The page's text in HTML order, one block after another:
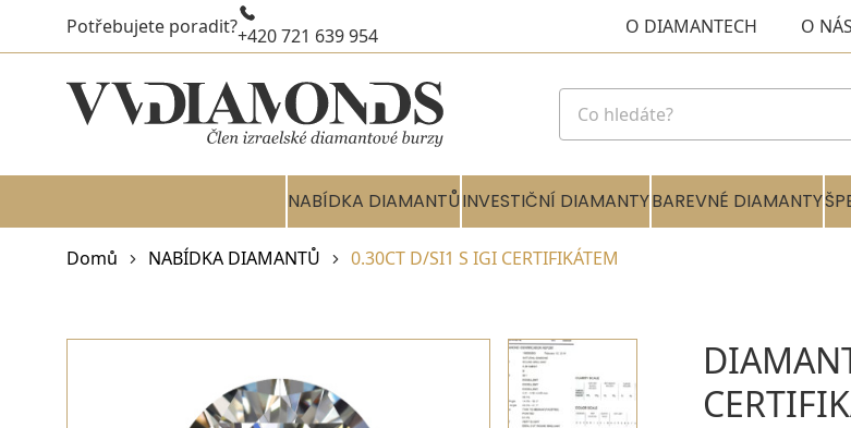
Potřebujete poradit?+420 721 639 954 O DIAMANTECH O NÁS
NABÍDKA DIAMANTŮINVESTIČNÍ DIAMANTYBAREVNÉ DIAMANTY
Domů NABÍDKA DIAMANTŮ 0.30CT D/SI1 S IGI CERTIFIKÁTEM